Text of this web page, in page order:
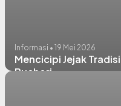
Informasi • 19 Mei 2026
Mencicipi Jejak
Buchori